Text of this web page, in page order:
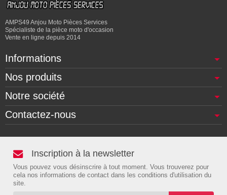
AMPS49 Anjou Moto Pièces Services
Spécialiste de la pièce moto d'occasion
Vente en ligne depuis 2014
Informations
Nos produits
Notre société
Contactez-nous
Inscription à la newsletter
Vous pouvez vous désinscrire à tout moment. Vous trouverez pour
cela nos informations de contact dans les conditions d'utilisation du
site.